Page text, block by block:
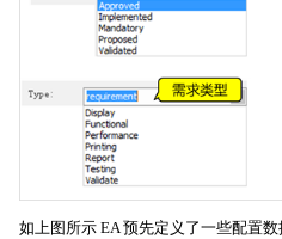
如上图所示 EA 预先定义了一些配置